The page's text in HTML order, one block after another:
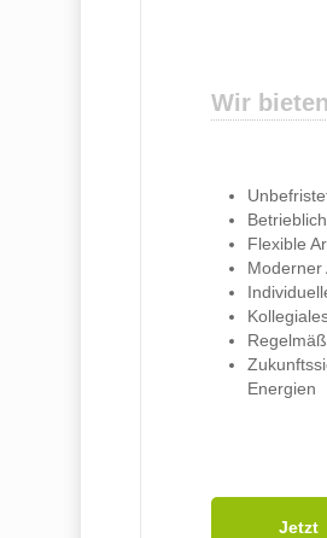
Wir
Flexible
Moderner
Energien
Jetzt